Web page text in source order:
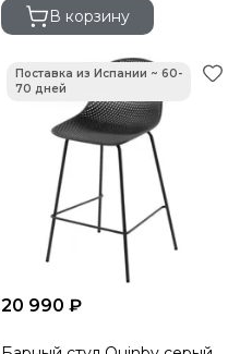
В корзину
20 990 ₽